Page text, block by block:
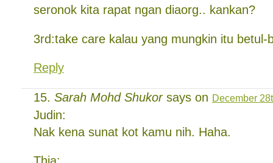
seronok kita rapat ngan diaorg.. kankan?
3rd:take care kalau yang mungkin itu betul-
Reply
Sarah Mohd Shukorsays on December
Judin:
Nak kena sunat kot kamu nih. Haha.